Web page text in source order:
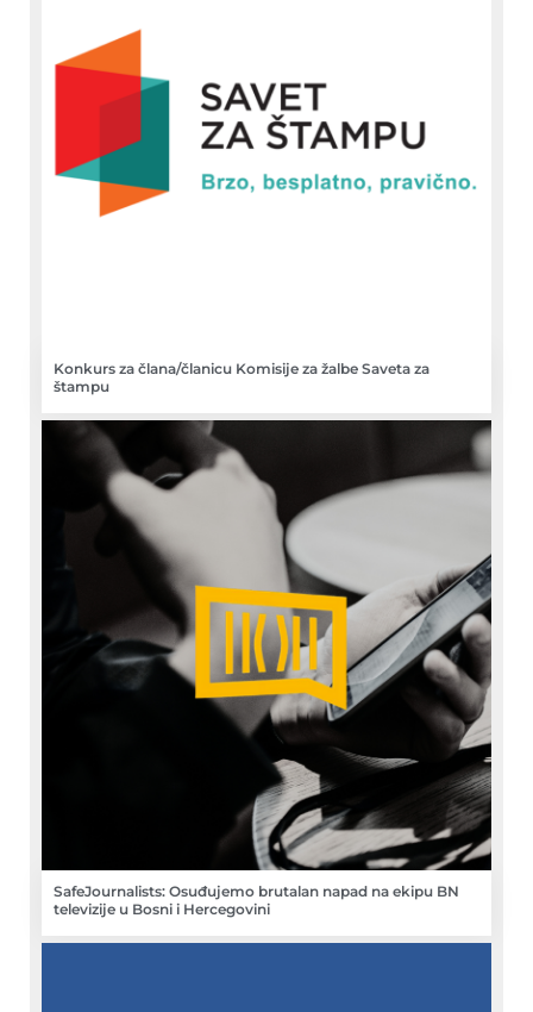
Konkurs za člana/članicu Komisije za žalbe Saveta za
štampu
SafeJournalists: Osuđujemo brutalan napad na ekipu BN
televizije u Bosni i Hercegovini